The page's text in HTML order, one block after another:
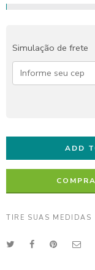
Simulação de frete
ADD
TIRE SUAS MEDIDAS